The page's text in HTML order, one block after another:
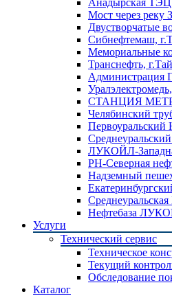
Анадырская
Мост через реку
Двустворчатые
Сибнефтемаш,
Мемориальные
Транснефть,
Администрация
СТАНЦИЯ
Челябинский
Первоуральский
ЛУКОЙЛ-
РН-Северная
Надземный
Нефтебаза
Услуги
Технический сервис
Техническое
Текущий
Обследование
Каталог